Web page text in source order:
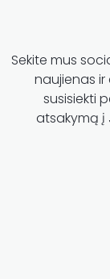
Sekite mus
naujienas
susisiekti
atsakymą į